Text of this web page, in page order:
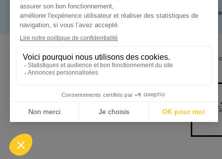
Mentions
Pour votre